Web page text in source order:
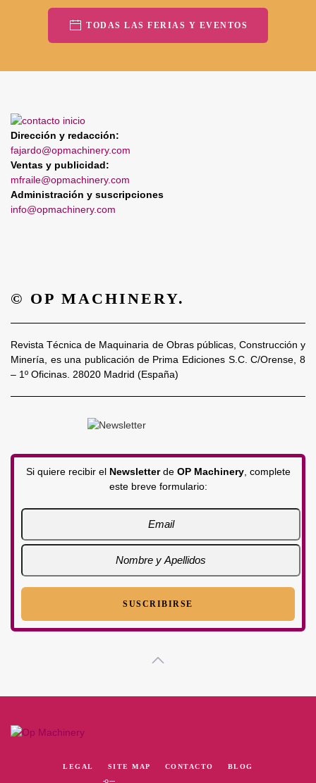
TODAS LAS FERIAS Y EVENTOS
Dirección y redacción:
fajardo@opmachinery.com
Ventas y publicidad:
mfraile@opmachinery.com
Administración y suscripciones
info@opmachinery.com
© OP MACHINERY.
Revista Técnica de Maquinaria de Obras públicas, Construcción y
Minería, es una publicación de Prima Ediciones S.C. C/Orense, 8
– 1º Oficinas. 28020 Madrid (España)
Si quiere recibir el Newsletterde OP Machinery, complete
este breve formulario:
LEGAL SITE MAP CONTACTO BLOG